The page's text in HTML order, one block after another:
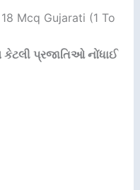
Mcq Gujarati (1 To
કેટલી પ્રજાતિઓ નોંધાઈ